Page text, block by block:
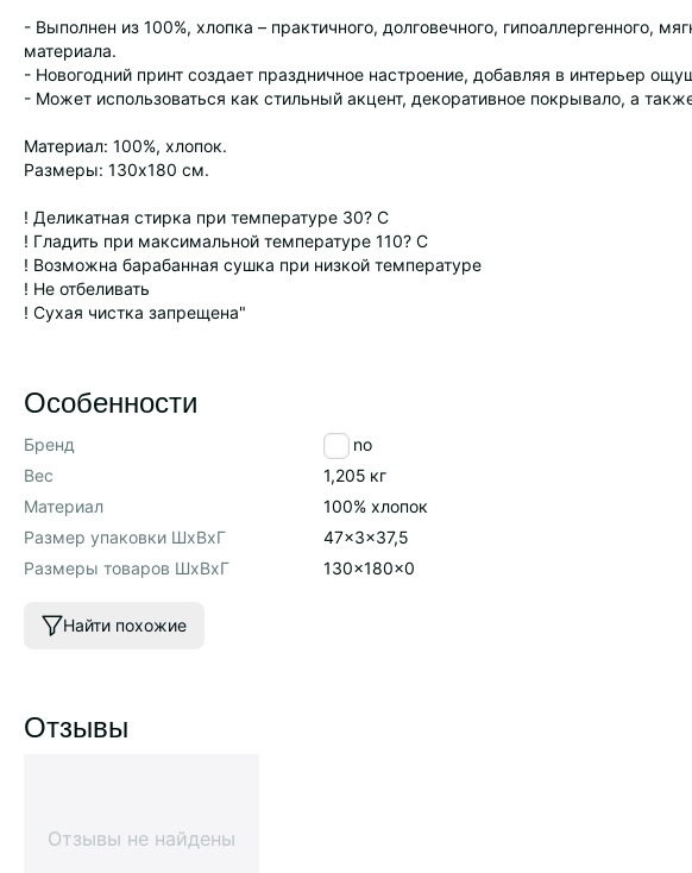
- Выполнен из 100%, хлопка – практичного, долговечного, гипоаллергенного,
материала.
- Новогодний принт создает праздничное настроение, добавляя в интерьер
- Может использоваться как стильный акцент, декоративное покрывало, а
Материал: 100%, хлопок.
Размеры: 130х180 см.
! Деликатная стирка при температуре 30? C
! Гладить при максимальной температуре 110? C
! Возможна барабанная сушка при низкой температуре
! Не отбеливать
! Сухая чистка запрещена"
Особенности
Бренд
Tkano
Вес
1,205 кг
Материал
100% хлопок
Размер упаковки ШхВхГ
47x3x37,5
Размеры товаров ШхВхГ
130x180x0
Найти похожие
Отзывы
Отзывы не найдены